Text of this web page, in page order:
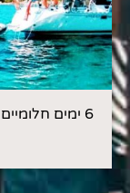
6 ימים